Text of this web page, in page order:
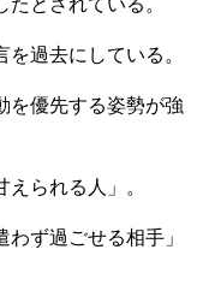
とされている。
過去にしている。
を優先する姿勢が強
られる人」。
ず過ごせる相手」